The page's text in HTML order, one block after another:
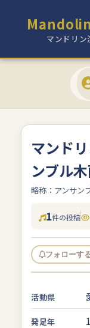
マンドリン
マンド
ンブル
略称：アンサン
1件の投稿
フォローす
活動県
発足年